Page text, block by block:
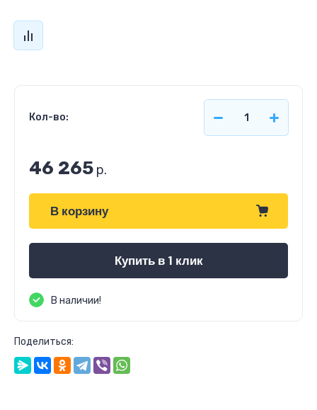
Кол-во:
46 265 р.
В корзину
Купить в 1 клик
В наличии!
Поделиться: